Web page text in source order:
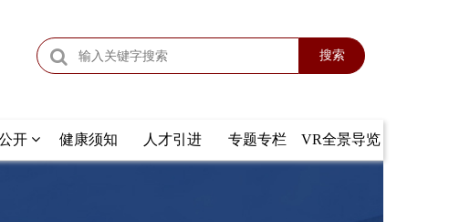
搜索
开 健康须知 人才引进 专题专栏 VR全景导览